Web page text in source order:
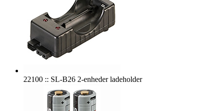
22100 :: SL-B26 2-enheder ladeholder